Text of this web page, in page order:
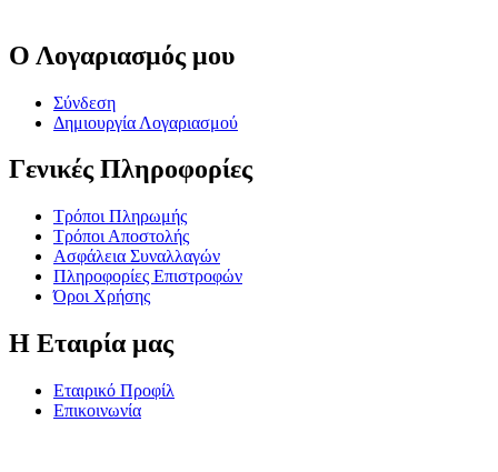
Ο Λογαριασμός μου
Σύνδεση
Δημιουργία Λογαριασμού
Γενικές Πληροφορίες
Τρόποι Πληρωμής
Τρόποι Αποστολής
Ασφάλεια Συναλλαγών
Πληροφορίες Επιστροφών
Όροι Χρήσης
Η Εταιρία μας
Εταιρικό Προφίλ
Επικοινωνία